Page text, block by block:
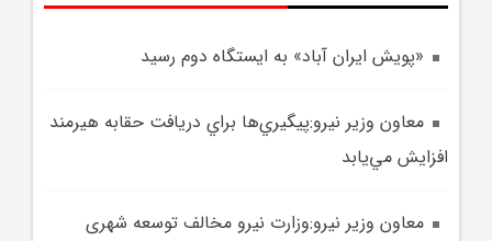
«پويش ايران آباد» به ايستگاه دوم رسيد
معاون وزير نيرو:پيگيري‌ها براي دريافت حقابه هيرمند
افزايش مي‌يابد
معاون وزير نيرو:وزارت نیرو مخالف توسعه شهری